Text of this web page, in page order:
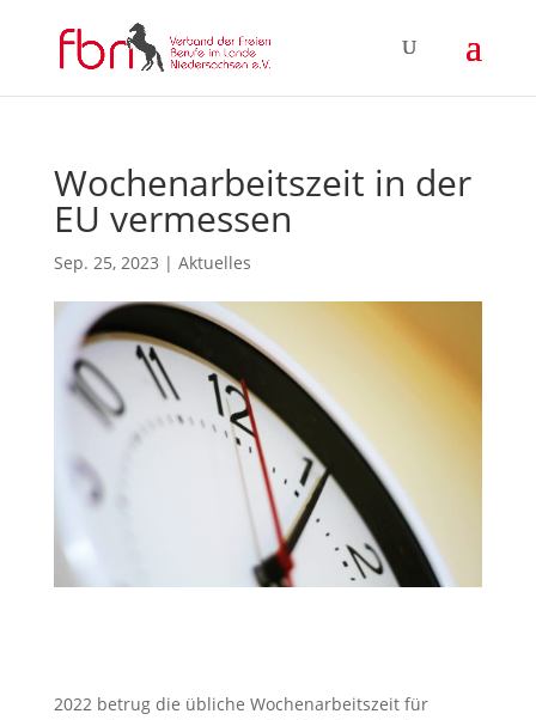
Wochenarbeitszeit in der
EU vermessen
Sep. 25, 2023 | Aktuelles
2022 betrug die übliche Wochenarbeitszeit für